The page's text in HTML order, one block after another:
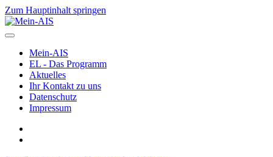
Zum Hauptinhalt springen
Mein-AIS
EL - Das Programm
Aktuelles
Ihr Kontakt zu uns
Datenschutz
Impressum